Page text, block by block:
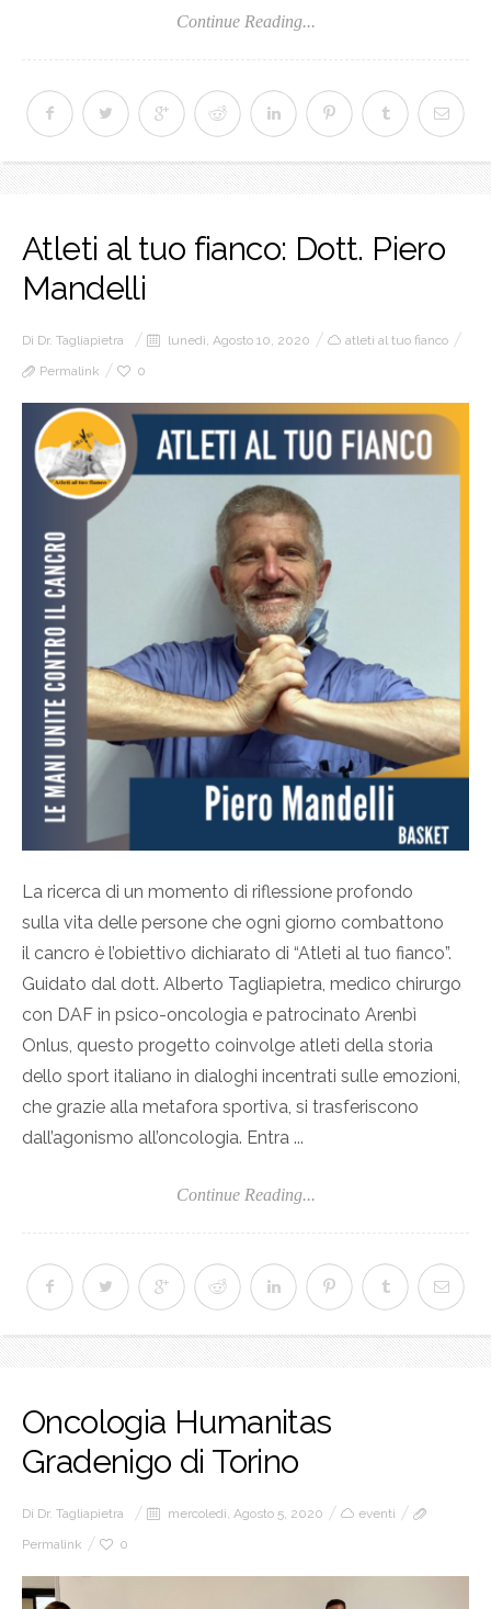
Continue Reading...
Atleti al tuo fianco: Dott. Piero
Mandelli
Di Dr. Tagliapietra lunedì, Agosto 10, 2020
atleti al tuo fianco
Permalink
0
La ricerca di un momento di riflessione profondo
sulla vita delle persone che ogni giorno combattono
il cancro è l’obiettivo dichiarato di “Atleti al tuo fianco”.
Guidato dal dott. Alberto Tagliapietra, medico chirurgo
con DAF in psico-oncologia e patrocinato Arenbì
Onlus, questo progetto coinvolge atleti della storia
dello sport italiano in dialoghi incentrati sulle emozioni,
che grazie alla metafora sportiva, si trasferiscono
dall’agonismo all’oncologia. Entra ...
Continue Reading...
Oncologia Humanitas
Gradenigo di Torino
Di Dr. Tagliapietra mercoledì, Agosto 5, 2020
eventi
Permalink
0